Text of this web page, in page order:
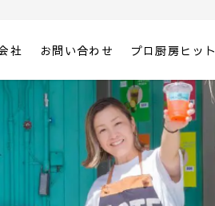
社 お問い合わせ プロ厨房ヒット